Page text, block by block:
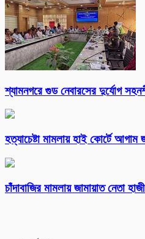
শ্যামনগরে গুড নেবারসের দুর্যোগ
হত্যাচেষ্টা মামলায় হাই কোর্টে
চাঁদাবাজির মামলায় জামায়াত নেতা